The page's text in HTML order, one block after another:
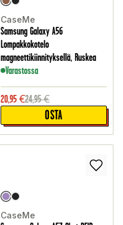
CaseMe
Samsung Galaxy A56
Lompakkokotelo
magneettikiinnityksellä, Ruskea
Varastossa
20,95 €24,95 €
OSTA
CaseMe